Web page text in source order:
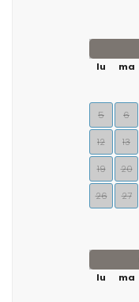
lu
ma
5 6
12 13
19 20
26 27
lu
ma